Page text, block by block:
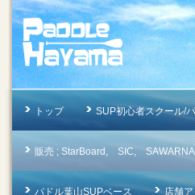
トップ SUP初心者スクール/
販売 ; StarBoard, SIC,
パドル葉山SUPベース 店舗